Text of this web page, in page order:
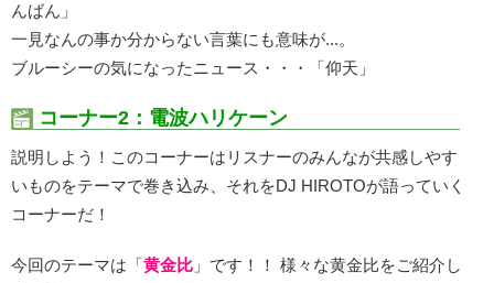
んばん」
一見なんの事か分からない言葉にも意味が...。
ブルーシーの気になったニュース・・・「仰天」
コーナー2：電波ハリケーン
説明しよう！このコーナーはリスナーのみんなが共感しやす
いものをテーマで巻き込み、それをDJ HIROTOが語っていく
コーナーだ！
今回のテーマは「黄金比 」です！！ 様々な黄金比をご紹介し